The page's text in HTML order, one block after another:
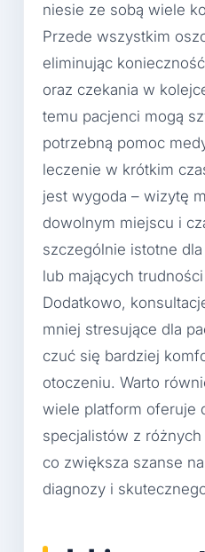
niesie ze sobą wiele
Przede wszystkim
eliminując
oraz czekania w
temu pacjenci mogą
potrzebną pomoc
leczenie w krótkim
jest wygoda – wizytę
dowolnym miejscu i
szczególnie istotne
lub mających
Dodatkowo,
mniej stresujące dla
czuć się bardziej
otoczeniu. Warto
wiele platform oferuje
specjalistów z
co zwiększa szanse
diagnozy i